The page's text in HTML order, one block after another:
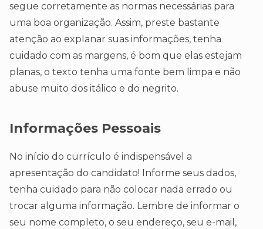
segue corretamente as normas necessárias para
uma boa organização. Assim, preste bastante
atenção ao explanar suas informações, tenha
cuidado com as margens, é bom que elas estejam
planas, o texto tenha uma fonte bem limpa e não
abuse muito dos itálico e do negrito.
Informações Pessoais
No início do currículo é indispensável a
apresentação do candidato! Informe seus dados,
tenha cuidado para não colocar nada errado ou
trocar alguma informação. Lembre de informar o
seu nome completo, o seu endereço, seu e-mail,